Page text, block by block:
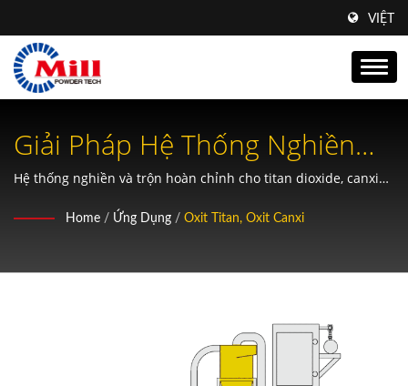
VIỆT
Giải Pháp Hệ Thống Nghiền
Titan Oxide & Calcium Oxide.
Hệ thống nghiền và trộn hoàn chỉnh cho titan dioxide, canxi
chính xác.Home / Ứng Dụng / Oxit Titan, Oxit Canxi